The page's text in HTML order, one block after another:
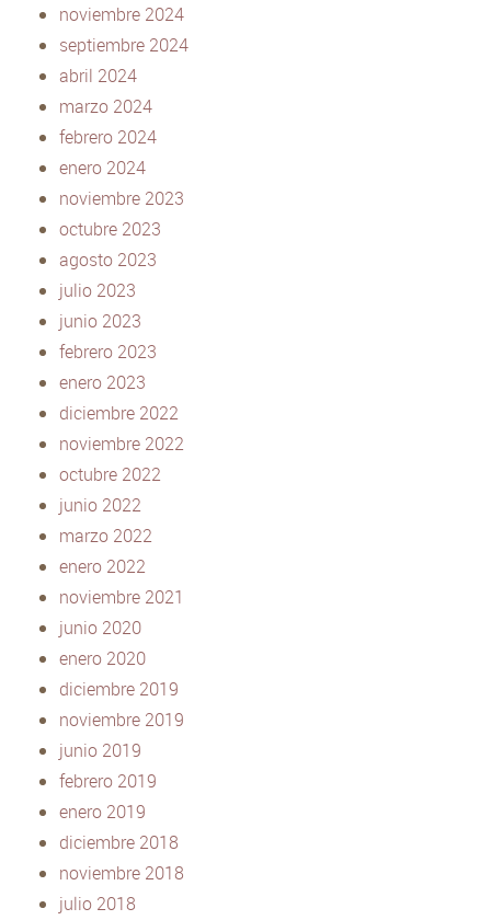
noviembre 2024
septiembre 2024
abril 2024
marzo 2024
febrero 2024
enero 2024
noviembre 2023
octubre 2023
agosto 2023
julio 2023
junio 2023
febrero 2023
enero 2023
diciembre 2022
noviembre 2022
octubre 2022
junio 2022
marzo 2022
enero 2022
noviembre 2021
junio 2020
enero 2020
diciembre 2019
noviembre 2019
junio 2019
febrero 2019
enero 2019
diciembre 2018
noviembre 2018
julio 2018